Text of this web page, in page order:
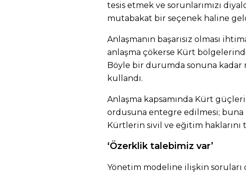
tesis etmek ve sorunlarımızı
mutabakat bir seçenek haline
Anlaşmanın başarısız olması
anlaşma çökerse Kürt
Böyle bir durumda sonuna kadar
kullandı.
Anlaşma kapsamında Kürt
ordusuna entegre edilmesi; buna
Kürtlerin sivil ve eğitim haklarını
‘Özerklik talebimiz var’
Yönetim modeline ilişkin soruları